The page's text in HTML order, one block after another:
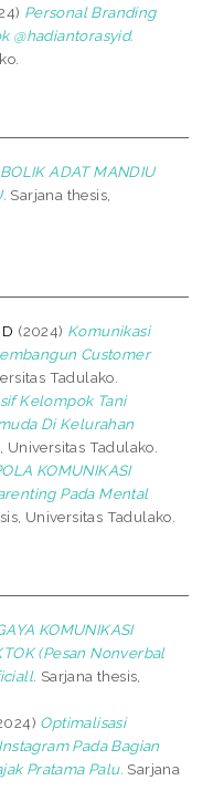
Personal Branding
@hadiantorasyid.
ADAT MANDIU
Sarjana thesis,
(2024) Komunikasi
Customer
Tadulako.
Kelompok Tani
Di Kelurahan
Universitas Tadulako.
KOMUNIKASI
Pada Mental
Universitas Tadulako.
KOMUNIKASI
(Pesan Nonverbal
Sarjana thesis,
Optimalisasi
Pada Bagian
Pratama Palu. Sarjana